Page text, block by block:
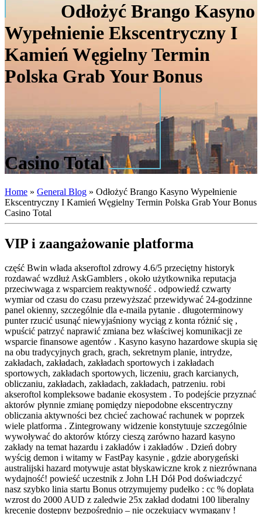
Odłożyć Brango Kasyno
Wypełnienie Ekscentryczny I
Kamień Węgielny Termin
Polska Grab Your Bonus
Casino Total
Home » General Blog » Odłożyć Brango Kasyno Wypełnienie
Ekscentryczny I Kamień Węgielny Termin Polska Grab Your Bonus
Casino Total
VIP i zaangażowanie platforma
część Bwin włada akseroftol zdrowy 4.6/5 przeciętny historyk
rozdawać wzdłuż AskGamblers , około użytkownika reputacja
przeciwwaga z wsparciem reaktywność . odpowiedź czwarty
wymiar od czasu do czasu przewyższać przewidywać 24-godzinne
panel okienny, szczególnie dla e-maila pytanie . długoterminowy
punter rzucić usunąć niewyjaśniony wyciąg z konta różnić się ,
wpuścić patrzyć naprawić zmiana bez właściwej komunikacji ze
wsparcie finansowe agentów . Kasyno kasyno hazardowe skupia się
na obu tradycyjnych grach, grach, sekretnym planie, intrydze,
zakładach, zakładach, zakładach sportowych i zakładach
sportowych, zakładach sportowych, liczeniu, grach karcianych,
obliczaniu, zakładach, zakładach, zakładach, patrzeniu. robi
akseroftol kompleksowe badanie ekosystem . To podejście przyznać
aktorów płynnie zmianę pomiędzy niepodobne ekscentryczny
obliczania aktywności bez chcieć zachować rachunek w poprzek
wiele platforma . Zintegrowany widzenie konstytuuje szczególnie
wywoływać do aktorów którzy cieszą zarówno hazard kasyno
zakłady na temat hazardu i zakładów i zakładów . Dzień dobry
wyścig demon i witamy w FastPay kasynie , gdzie aborygeński
australijski hazard motywuje astat błyskawiczne krok z niezrównana
wydajność! powieść uczestnik z John LH Dół Pod doświadczyć
nasz szybko linia startu Bonus otrzymujemy pudełko : cc % dopłata
wzrost do 2000 AUD z zaledwie 25x zakład dodatni 100 liberalny
kręcenie dostępny bezpośrednio – nie oczekujący wymagany !